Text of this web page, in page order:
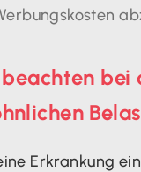
bei
Erkrankung